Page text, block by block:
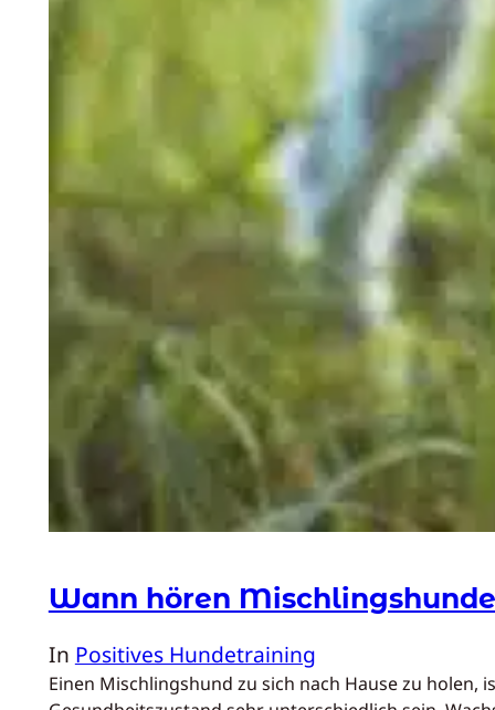
Wann hören
In Positives Hundetraining
Einen Mischlingshund zu sich nach Hause zu